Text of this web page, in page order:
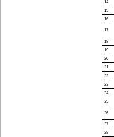
14
15
16
17
18
19
20
21
22
23
24
25
26
27
28